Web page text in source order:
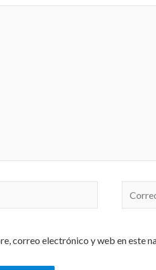
Correo
correo electrónico y web en este